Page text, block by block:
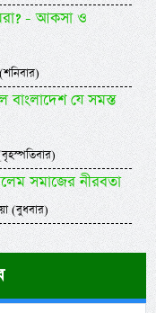
- আকসা ও
বাংলাদেশ যে সমস্ত
সমাজের নীরবতা
(বুধবার)